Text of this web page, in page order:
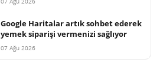
Google Haritalar artık sohbet ederek
yemek siparişi vermenizi sağlıyor
07 Ağu 2026